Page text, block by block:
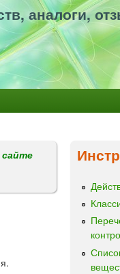
аналоги,
сайте